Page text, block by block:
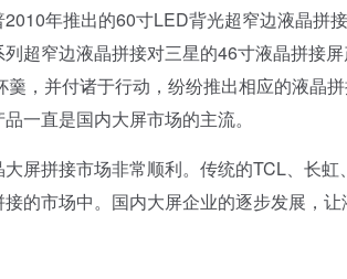
年推出的60寸LED背光超窄边液晶拼
超窄边液晶拼接对三星的46寸液晶拼接
，并付诸于行动，纷纷推出相应的液晶
一直是国内大屏市场的主流。
拼接市场非常顺利。传统的TCL、长虹
的市场中。国内大屏企业的逐步发展，